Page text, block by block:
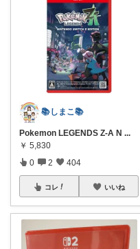
📚しまこ📚
Pokemon LEGENDS Z-A N ...
￥ 5,830
0 2 404
コレ いいね